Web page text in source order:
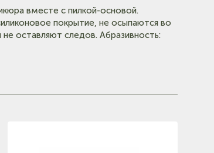
вместе с пилкой-основой.
покрытие, не осыпаются во
оставляют следов. Абразивность: